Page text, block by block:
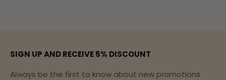
SIGN UP AND RECEIVE 5% DISCOUNT
Always be the first to know about new promotions